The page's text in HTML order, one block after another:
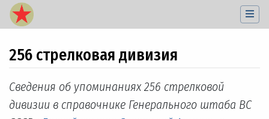
256 стрелковая дивизия
Перейти к:навигация,поиск
Сведения об упоминаниях 256 стрелковой
дивизии в справочнике Генерального штаба ВС